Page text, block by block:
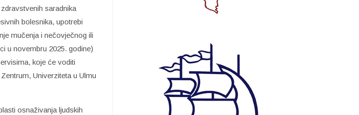
saradnika
bolesnika, upotrebi
mučenja i nečovječnog ili
u novembru 2025. godine)
koje će voditi
Univerziteta u Ulmu
osnaživanja ljudskih